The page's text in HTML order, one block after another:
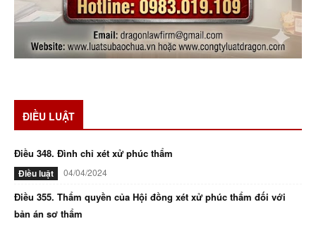
ĐIỀU LUẬT
Điều 348. Đình chỉ xét xử phúc thẩm
Điều luật 04/04/2024
Điều 355. Thẩm quyền của Hội đồng xét xử phúc thẩm đối với
bản án sơ thẩm